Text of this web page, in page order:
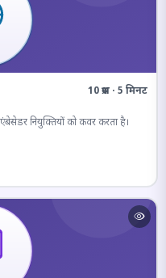
10 प्रश्न · 5 मिनट
नियुक्तियों को कवर करता है।